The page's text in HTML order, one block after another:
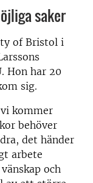
saker
of Bristol i
Hon har 20
sig.
kommer
behöver
det händer
arbete
och